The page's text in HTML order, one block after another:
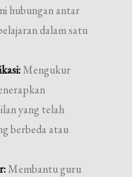
hubungan antar
dalam satu
Mengukur
yang telah
berbeda atau
Membantu guru